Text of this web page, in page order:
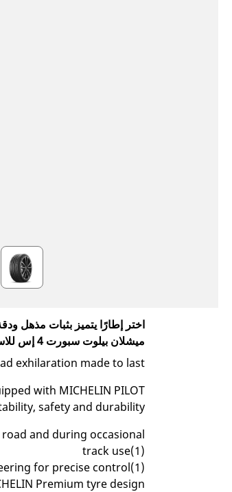
ميشلان بيلوت سبورت 4 إس للاستخدام على الطرق الممهدة وللاستخدام بشكل عرضي في حلبات السباق.
exhilaration made to last.
with MICHELIN PILOT
safety and durability.
and during occasional
track use(1)
for precise control(1)
Premium tyre design